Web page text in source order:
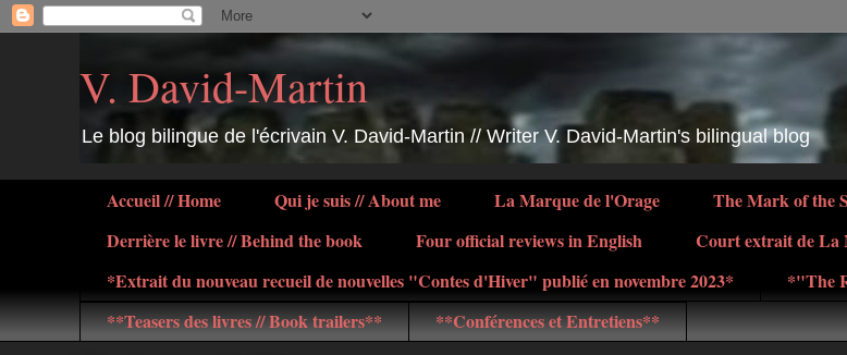
V. David-Martin
Le blog bilingue de l'écrivain V. David-Martin // Writer V. David-Martin's bilingual blog
Accueil // Home Qui je suis // About me La Marque de l'Orage The Mark of the
Derrière le livre // Behind the book
Four official reviews in English
Court extrait de La
*Extrait du nouveau recueil de nouvelles "Contes d'Hiver" publié en novembre 2023*
*"The
**Teasers des livres // Book trailers**
**Conférences et Entretiens**